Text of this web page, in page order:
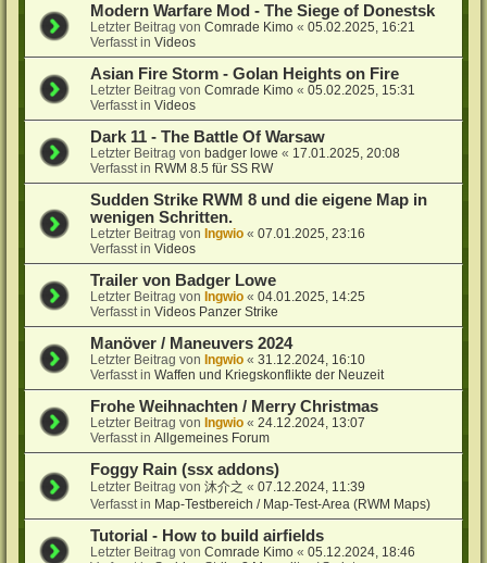
Modern Warfare Mod - The Siege of Donestsk
Letzter Beitrag vonComrade Kimo «05.02.2025, 16:21
Verfasst inVideos
Asian Fire Storm - Golan Heights on Fire
Letzter Beitrag vonComrade Kimo «05.02.2025, 15:31
Verfasst inVideos
Dark 11 - The Battle Of Warsaw
Letzter Beitrag vonbadger lowe « 17.01.2025, 20:08
Verfasst in RWM 8.5 für SS RW
Sudden Strike RWM 8 und die eigene Map in
wenigen Schritten.
Letzter Beitrag vonIngwio «07.01.2025, 23:16
Verfasst inVideos
Trailer von Badger Lowe
Letzter Beitrag vonIngwio «04.01.2025, 14:25
Verfasst inVideos Panzer Strike
Manöver / Maneuvers 2024
Letzter Beitrag vonIngwio «31.12.2024, 16:10
Verfasst inWaffen und Kriegskonflikte der Neuzeit
Frohe Weihnachten / Merry Christmas
Letzter Beitrag vonIngwio «24.12.2024, 13:07
Verfasst inAllgemeines Forum
Foggy Rain (ssx addons)
Letzter Beitrag von沐介之 «07.12.2024, 11:39
Verfasst in Map-Testbereich / Map-Test-Area (RWM Maps)
Tutorial - How to build airfields
Letzter Beitrag vonComrade Kimo «05.12.2024, 18:46